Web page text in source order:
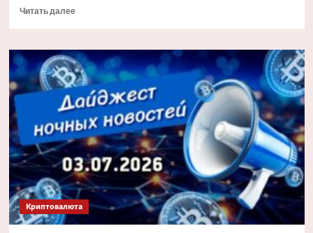
Читать далееПрочитать
«Россети»
заменят
более
6
тыс.
изоляторов
на
основных
энерготранзитах
Саратовской
области
Криптовалюта